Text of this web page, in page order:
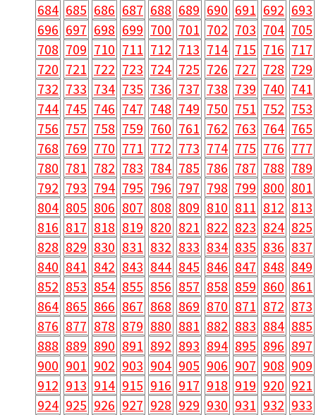
684 685 686 687 688 689 690 691 692 693
696 697 698 699 700 701 702 703 704 705
708 709 710 711 712 713 714 715 716 717
720 721 722 723 724 725 726 727 728 729
732 733 734 735 736 737 738 739 740 741
744 745 746 747 748 749 750 751 752 753
756 757 758 759 760 761 762 763 764 765
768 769 770 771 772 773 774 775 776 777
780 781 782 783 784 785 786 787 788 789
792 793 794 795 796 797 798 799 800 801
804 805 806 807 808 809 810 811 812 813
816 817 818 819 820 821 822 823 824 825
828 829 830 831 832 833 834 835 836 837
840 841 842 843 844 845 846 847 848 849
852 853 854 855 856 857 858 859 860 861
864 865 866 867 868 869 870 871 872 873
876 877 878 879 880 881 882 883 884 885
888 889 890 891 892 893 894 895 896 897
900 901 902 903 904 905 906 907 908 909
912 913 914 915 916 917 918 919 920 921
924 925 926 927 928 929 930 931 932 933